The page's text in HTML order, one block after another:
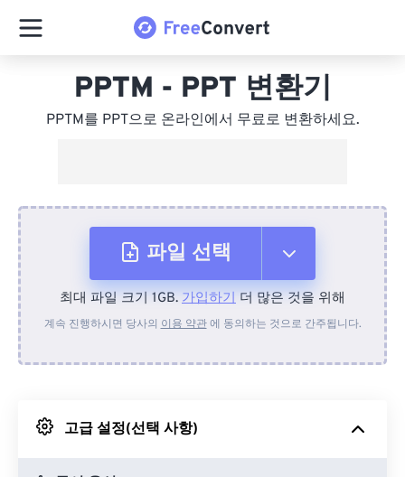
PPTM - PPT 변환기
PPTM를 PPT으로 온라인에서 무료로 변환하세요.
파일 선택
장치에서
Google 드라이브에서
최대 파일 크기 1GB. 가입하기 더 많은 것을 위해
계속 진행하시면 당사의 이용 약관에 동의하는 것으로 간주됩니다.
고급 설정(선택 사항)